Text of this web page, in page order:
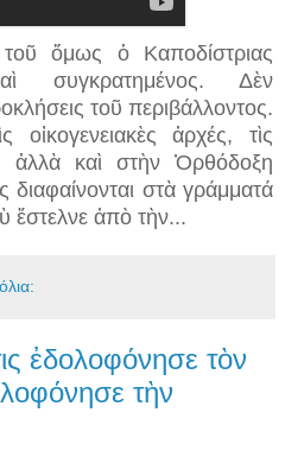
ὅμως ὁ Καποδίστριας
συγκρατημένος. Δὲν
τοῦ περιβάλλοντος.
οἰκογενειακὲς ἀρχές, τὶς
ἀλλὰ καὶ στὴν Ὀρθόδοξη
διαφαίνονται στὰ γράμματά
ἔστελνε ἀπὸ τὴν...
ἐδολοφόνησε τὸν
τὴν